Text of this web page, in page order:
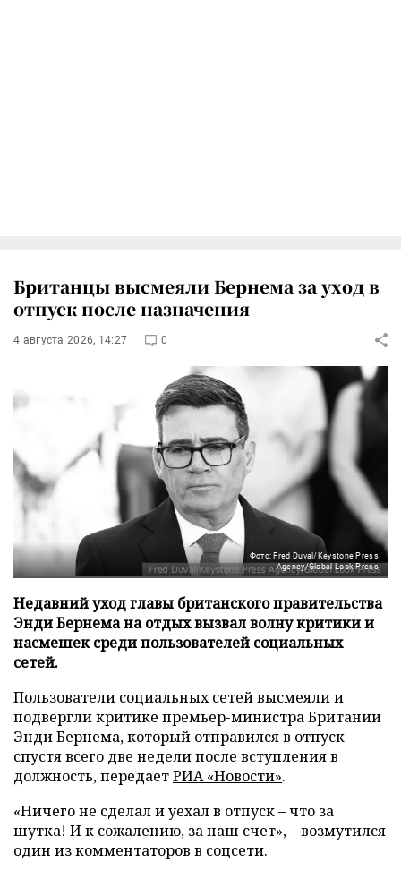
Британцы высмеяли Бернема за уход в
отпуск после назначения
4 августа 2026, 14:27 0
Фото: Fred Duval/Keystone Press
Agency/Global Look Press
Недавний уход главы британского правительства
Энди Бернема на отдых вызвал волну критики и
насмешек среди пользователей социальных
сетей.
Пользователи социальных сетей высмеяли и
подвергли критике премьер-министра Британии
Энди Бернема, который отправился в отпуск
спустя всего две недели после вступления в
должность, передаетРИА «Новости».
«Ничего не сделал и уехал в отпуск – что за
шутка! И к сожалению, за наш счет», – возмутился
один из комментаторов в соцсети.